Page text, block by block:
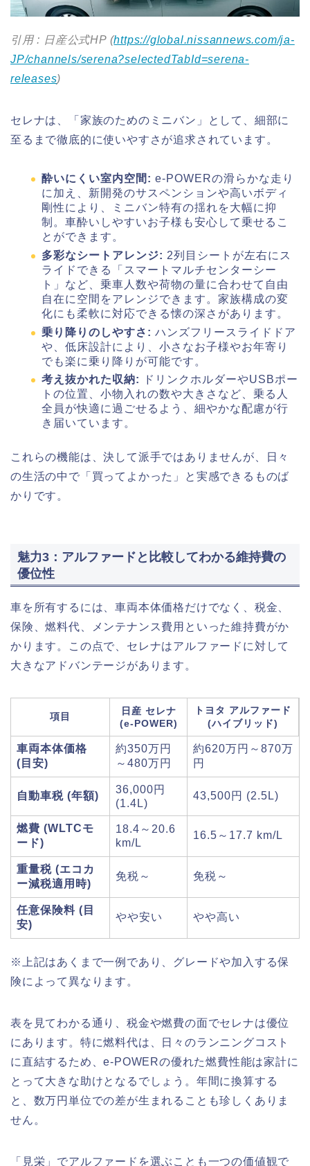
引用 : 日産公式HP (https://global.nissannews.com/ja-
JP/channels/serena?selectedTabId=serena-
releases)
セレナは、「家族のためのミニバン」として、細部に
至るまで徹底的に使いやすさが追求されています。
酔いにくい室内空間: e-POWERの滑らかな走り
に加え、新開発のサスペンションや高いボディ
剛性により、ミニバン特有の揺れを大幅に抑
制。車酔いしやすいお子様も安心して乗せるこ
とができます。
多彩なシートアレンジ: 2列目シートが左右にス
ライドできる「スマートマルチセンターシー
ト」など、乗車人数や荷物の量に合わせて自由
自在に空間をアレンジできます。家族構成の変
化にも柔軟に対応できる懐の深さがあります。
乗り降りのしやすさ: ハンズフリースライドドア
や、低床設計により、小さなお子様やお年寄り
でも楽に乗り降りが可能です。
考え抜かれた収納:
ドリンクホルダーやUSBポー
トの位置、小物入れの数や大きさなど、乗る人
全員が快適に過ごせるよう、細やかな配慮が行
き届いています。
これらの機能は、決して派手ではありませんが、日々
の生活の中で「買ってよかった」と実感できるものば
かりです。
魅力3：アルファードと比較してわかる維持費の
優位性
車を所有するには、車両本体価格だけでなく、税金、
保険、燃料代、メンテナンス費用といった維持費がか
かります。この点で、セレナはアルファードに対して
大きなアドバンテージがあります。
項目
日産 セレナ
(e-POWER)
トヨタ アルファード
(ハイブリッド)
車両本体価格
(目安)
約350万円
～480万円
約620万円～870万
円
自動車税 (年額)
36,000円
(1.4L)
43,500円 (2.5L)
燃費 (WLTCモ
ード)
18.4～20.6
km/L
16.5～17.7 km/L
重量税 (エコカ
ー減税適用時)
免税～ 免税～
任意保険料 (目
安)
やや安い やや高い
※上記はあくまで一例であり、グレードや加入する保
険によって異なります。
表を見てわかる通り、税金や燃費の面でセレナは優位
にあります。特に燃料代は、日々のランニングコスト
に直結するため、e-POWERの優れた燃費性能は家計に
とって大きな助けとなるでしょう。年間に換算する
と、数万円単位での差が生まれることも珍しくありま
せん。
「見栄」でアルファードを選ぶことも一つの価値観で